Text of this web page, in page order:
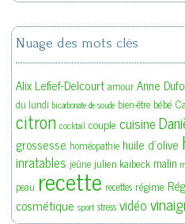
Nuage des mots clés
Alix Lefief-Delcourt amour Anne
du lundi bicarbonate de soude bien-être bébé
citron cocktail couple cuisine
grossesse homéopathie huile d'olive
inratables jeûne julien kaibeck malin
peau recette recettes régime
cosmétique sport stress vidéo